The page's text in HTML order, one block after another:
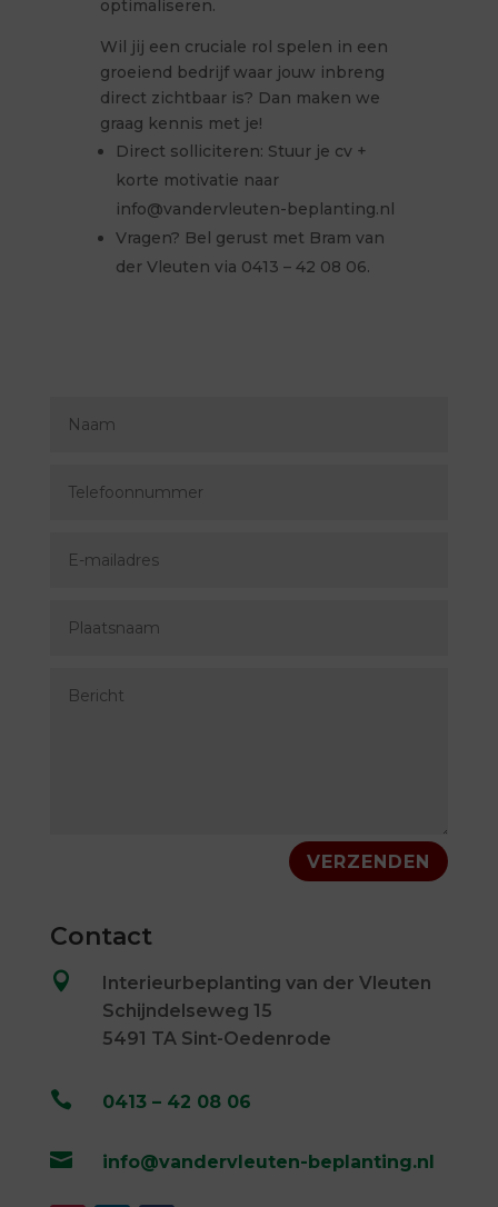
optimaliseren.
Wil jij een cruciale rol spelen in een
groeiend bedrijf waar jouw inbreng
direct zichtbaar is? Dan maken we
graag kennis met je!
Direct solliciteren: Stuur je cv +
korte motivatie naar
info@vandervleuten-beplanting.nl
Vragen? Bel gerust met Bram van
der Vleuten via 0413 – 42 08 06.
VERZENDEN
Contact

Interieurbeplanting van der Vleuten
Schijndelseweg 15
5491 TA Sint-Oedenrode
 0413 – 42 08 06
 info@vandervleuten-beplanting.nl